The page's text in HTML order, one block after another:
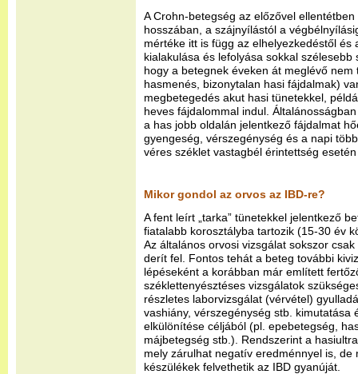
A Crohn-betegség az előzővel
hosszában, a szájnyílástól a
mértéke itt is függ az elhelyezkedéstől és
kialakulása és lefolyása sokkal
hogy a betegnek éveken át meglévő
hasmenés, bizonytalan hasi fájdalmak)
megbetegedés akut hasi tünetekkel,
heves fájdalommal indul.
a has jobb oldalán jelentkező fájdalmat
gyengeség, vérszegénység és a napi
véres széklet vastagbél érintettség
Mikor gondol az orvos az IBD-re?
A fent leírt „tarka” tünetekkel jelentkező
fiatalabb korosztályba tartozik (15-30 év
Az általános orvosi vizsgálat sokszor
derít fel. Fontos tehát a beteg további
lépéseként a korábban már említett
széklettenyésztéses vizsgálatok
részletes laborvizsgálat (vérvétel)
vashiány, vérszegénység stb. kimutatása
elkülönítése céljából (pl. epebetegség,
májbetegség stb.). Rendszerint a
mely zárulhat negatív eredménnyel is, de
készülékek felvethetik az IBD gyanúját.